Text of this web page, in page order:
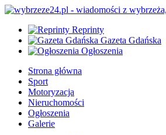
Reprinty
Gazeta Gdańska
Ogłoszenia
Strona główna
Sport
Motoryzacja
Nieruchomości
Ogłoszenia
Galerie